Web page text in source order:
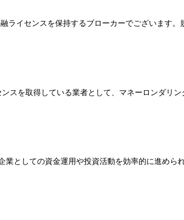
ライセンスを保持するブローカーでございます。
スを取得している業者として、マネーロンダリ
としての資金運用や投資活動を効率的に進めら